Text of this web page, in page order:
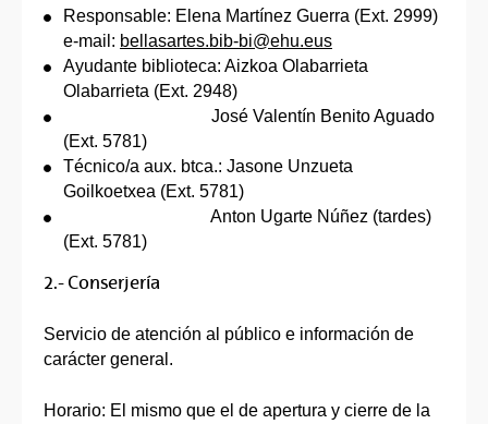
Responsable: Elena Martínez Guerra (Ext. 2999)
e-mail: bellasartes.bib-bi@ehu.eus
Ayudante biblioteca: Aizkoa Olabarrieta
Olabarrieta (Ext. 2948)
José Valentín Benito Aguado
(Ext. 5781)
Técnico/a aux. btca.: Jasone Unzueta
Goilkoetxea (Ext. 5781)
Anton Ugarte Núñez (tardes)
(Ext. 5781)
2.- Conserjería
Servicio de atención al público e información de
carácter general.
Horario: El mismo que el de apertura y cierre de la